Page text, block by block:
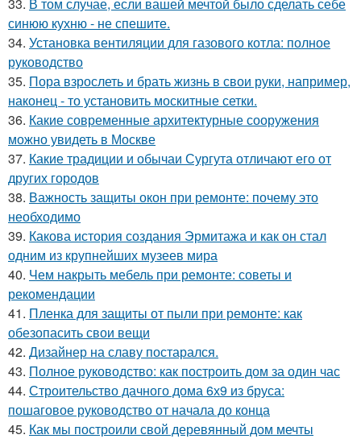
33. В том случае, если вашей мечтой было сделать себе
синюю кухню - не спешите.
34. Установка вентиляции для газового котла: полное
руководство
35. Пора взрослеть и брать жизнь в свои руки, например,
наконец - то установить москитные сетки.
36. Какие современные архитектурные сооружения
можно увидеть в Москве
37. Какие традиции и обычаи Сургута отличают его от
других городов
38. Важность защиты окон при ремонте: почему это
необходимо
39. Какова история создания Эрмитажа и как он стал
одним из крупнейших музеев мира
40. Чем накрыть мебель при ремонте: советы и
рекомендации
41. Пленка для защиты от пыли при ремонте: как
обезопасить свои вещи
42. Дизайнер на славу постарался.
43. Полное руководство: как построить дом за один час
44. Строительство дачного дома 6х9 из бруса:
пошаговое руководство от начала до конца
45. Как мы построили свой деревянный дом мечты